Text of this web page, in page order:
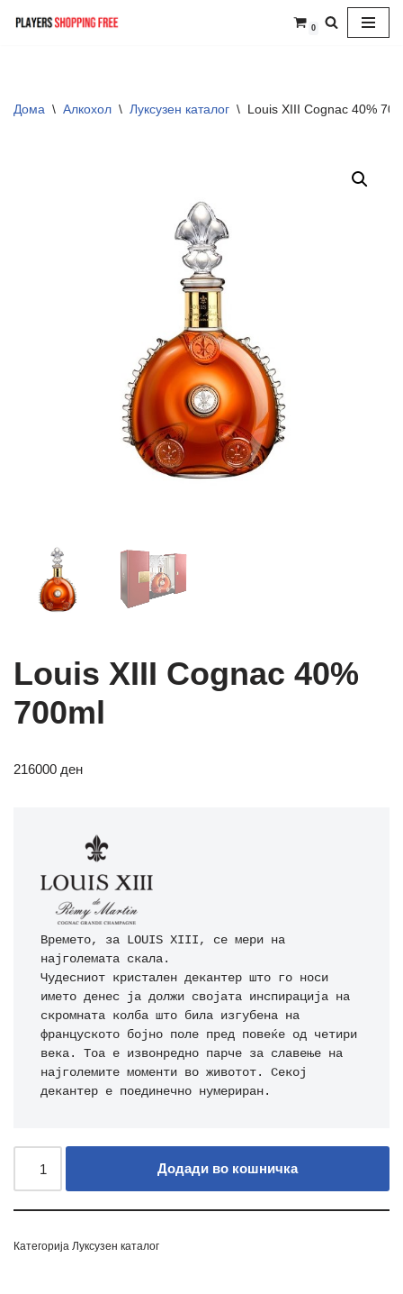
0
Дома \ Алкохол \ Луксузен каталог \ Louis XIII Cognac 40%
Louis XIII Cognac 40%
700ml
216000 ден
Времето, за LOUIS XIII, се мери на
најголемата скала.
Чудесниот кристален декантер што го носи
името денес ја должи својата инспирација на
скромната колба што била изгубена на
француското бојно поле пред повеќе од четири
века. Тоа е извонредно парче за славење на
најголемите моменти во животот. Секој
декантер е поединечно нумериран.
Додади во кошничка
Категорија Луксузен каталог